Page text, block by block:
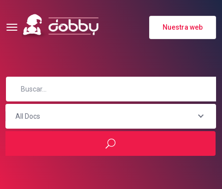
Nuestra web
All Docs